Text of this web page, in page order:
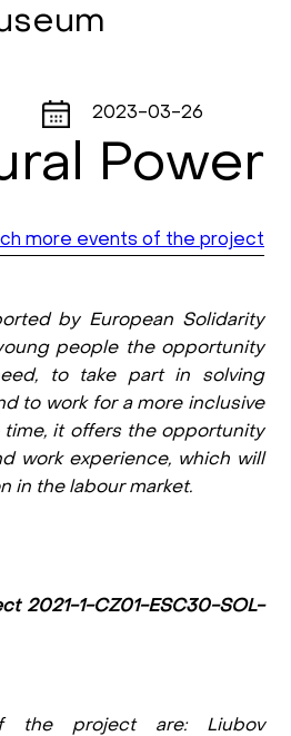
2023-03-26
Power
more events of the project
by European Solidarity
people the opportunity
to take part in solving
to work for a more inclusive
time, it offers the opportunity
work experience, which will
in the labour market.
2021-1-CZ01-ESC30-SOL-
the project are: Liubov